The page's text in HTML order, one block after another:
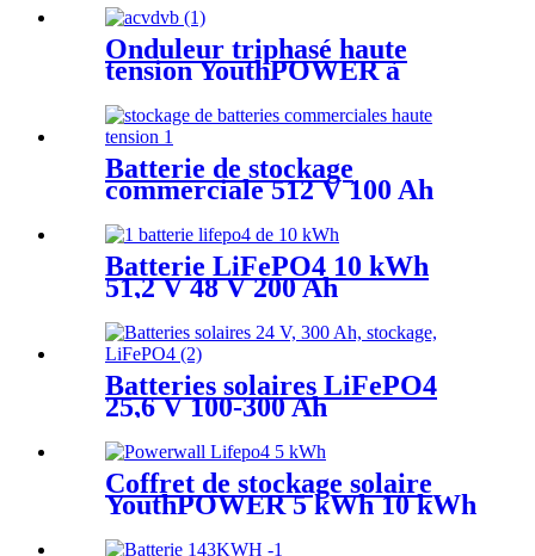
Onduleur triphasé haute
tension YouthPOWER à
Batterie de stockage
commerciale 512 V 100 Ah
Batterie LiFePO4 10 kWh
51,2 V 48 V 200 Ah
Batteries solaires LiFePO4
25,6 V 100-300 Ah
Coffret de stockage solaire
YouthPOWER 5 kWh 10 kWh